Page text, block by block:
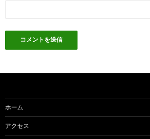
ホーム
アクセス